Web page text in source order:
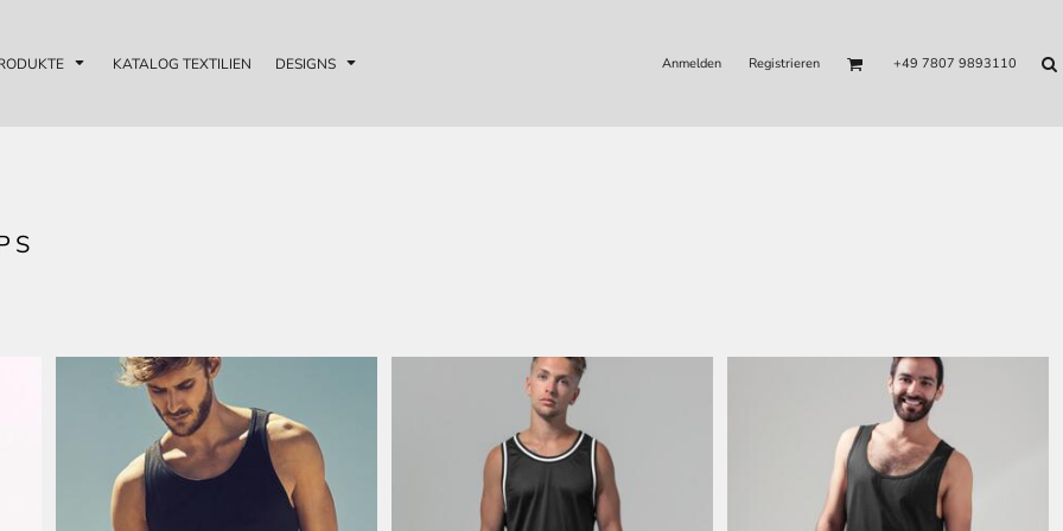
KATALOG TEXTILIEN DESIGNS Anmelden Registrieren +49 7807 9893110